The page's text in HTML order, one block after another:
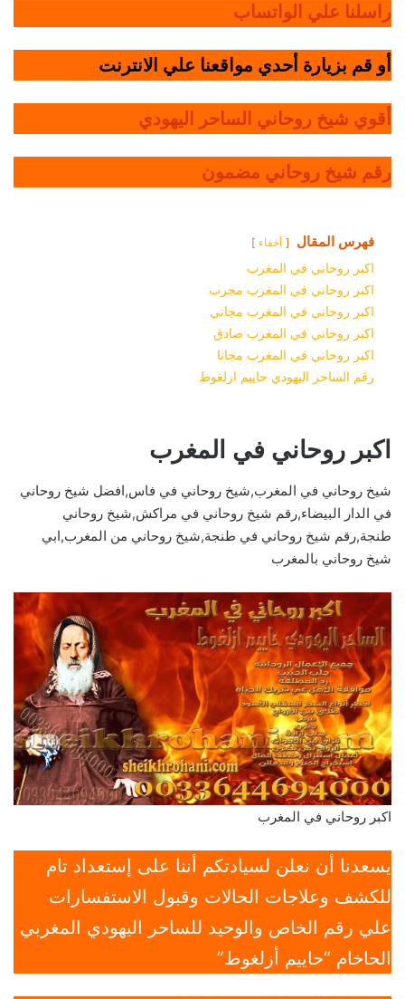
راسلنا علي الواتساب
أو قم بزيارة أحدي مواقعنا علي الانترنت
أقوي شيخ روحاني الساحر اليهودي
رقم شيخ روحاني مضمون
فهرس المقال أخفاء
اكبر روحاني في المغرب
اكبر روحاني في المغرب مجرب
اكبر روحاني في المغرب مجاني
اكبر روحاني في المغرب صادق
اكبر روحاني في المغرب مجانا
رقم الساحر اليهودي حاييم ازلغوط
اكبر روحاني في المغرب
شيخ روحاني في المغرب,شيخ روحاني في فاس,افضل شيخ روحاني
في الدار البيضاء,رقم شيخ روحاني في مراكش,شيخ روحاني
طنجة,رقم شيخ روحاني في طنجة,شيخ روحاني من المغرب,ابي
شيخ روحاني بالمغرب
اكبر روحاني في المغرب
يسعدنا أن نعلن لسيادتكم أننا على إستعداد تام
للكشف وعلاجات الحالات وقبول الاستفسارات
علي رقم الخاص والوحيد للساحر اليهودي المغربي
الحاخام “حاييم أزلغوط”